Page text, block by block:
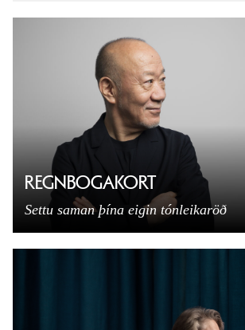
REGNBOGAKORT
Settu saman þína eigin tónleikaröð